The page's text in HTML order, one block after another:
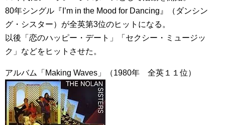
80年シングル『I’m in the Mood for Dancing』（ダンシン
グ・シスター）が全英第3位のヒットになる。
以後「恋のハッピー・デート」「セクシー・ミュージッ
ク」などをヒットさせた。
アルバム「Making Waves」（1980年 全英１１位）